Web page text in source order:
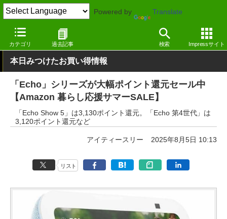
Powered by Translate
カテゴリ 過去記事 検索 Impressサイト
窓の杜 セール
本日みつけたお買い得情報
「Echo」シリーズが大幅ポイント還元セール中
【Amazon 暮らし応援サマーSALE】
「Echo Show 5」は3,130ポイント還元。「Echo 第4世代」は
3,120ポイント還元など
アイティースリー 2025年8月5日 10:13
リスト